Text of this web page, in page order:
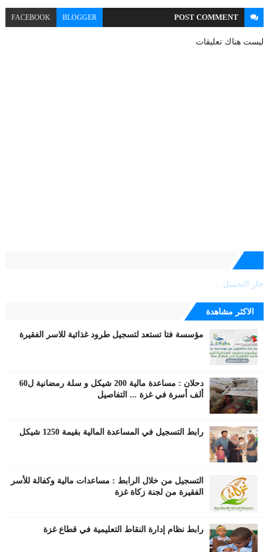
POSTCOMMENT
BLOGGER
FACEBOOK
ليست هناك تعليقات
جارٍ التحميل...
الاكثر مشاهدة
مؤسسة فتا تستعد لتسجيل طرود غذائية للاسر الفقيرة
دحلان : مساعدة مالية 200 شيكل و سلة رمضانية ل60
ألف أسرة في غزة ... التفاصيل
رابط التسجيل في المساعدة المالية بقيمة 1250 شيكل
التسجيل من خلال الرابط : مساعدات مالية وكفالة للأسر
الفقيرة من لجنة زكاة غزة
رابط نظام إدارة النقاط التعليمية في قطاع غزة